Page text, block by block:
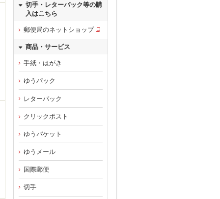
切手・レターパック等の購
入はこちら
郵便局のネットショップ
商品・サービス
手紙・はがき
ゆうパック
レターパック
クリックポスト
ゆうパケット
ゆうメール
国際郵便
切手